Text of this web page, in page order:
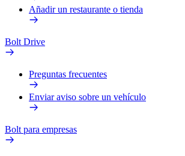
Añadir un restaurante o tienda
Bolt Drive
Preguntas frecuentes
Enviar aviso sobre un vehículo
Bolt para empresas